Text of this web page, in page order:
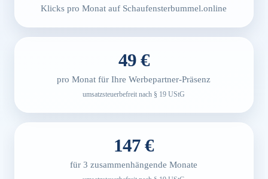
Klicks pro Monat auf Schaufensterbummel.online
49 €
pro Monat für Ihre Werbepartner-Präsenz
umsatzsteuerbefreit nach § 19 UStG
147 €
für 3 zusammenhängende Monate